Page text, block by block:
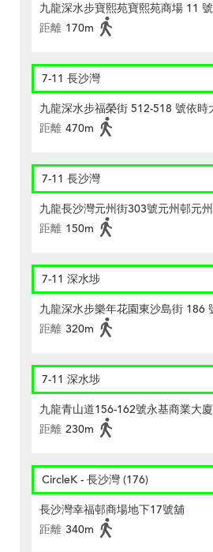
九龍深水步寶熙苑寶熙苑商場 11
距離 170m
7-11 長沙灣
九龍深水步福榮街 512-518 號依時
距離 470m
7-11 長沙灣
九龍長沙灣元州街303號元州邨元
距離 150m
7-11 深水埗
九龍深水步樂年花園東沙島街 186
距離 320m
7-11 深水埗
九龍青山道156-162號永基商業大廈
距離 230m
CircleK - 長沙灣 (176)
長沙灣幸福邨商場地下17號舖
距離 340m